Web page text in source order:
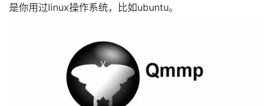
是你用过linux操作系统，比如ubuntu。